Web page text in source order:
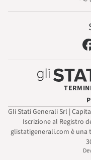
Gli Stati Generali Srl |
Iscrizione al Registro
glistatigenerali.com è una